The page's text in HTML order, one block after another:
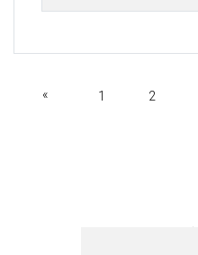
« 1 2